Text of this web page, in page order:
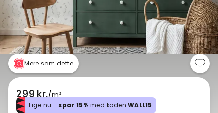
Mere som dette
299 kr./m²
Lige nu - spar 15% med koden WALL15